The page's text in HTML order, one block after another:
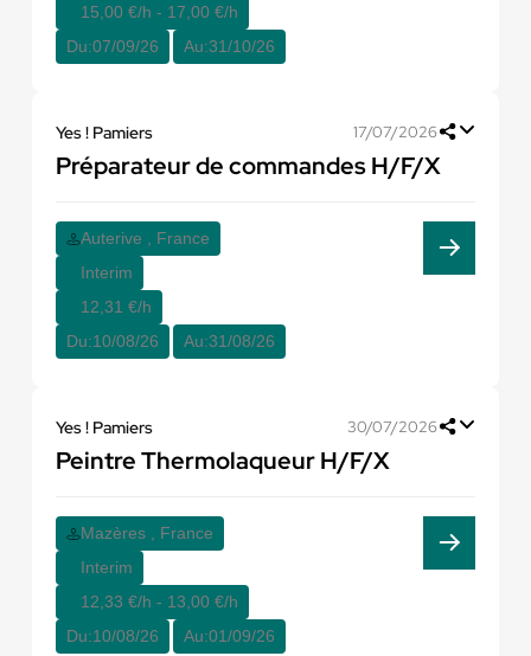
15,00 €/h - 17,00 €/h
Du:07/09/26 Au:31/10/26
Yes ! Pamiers 17/07/2026
Préparateur de commandes H/F/X
Auterive , France
Interim
12,31 €/h
Du:10/08/26 Au:31/08/26
Yes ! Pamiers 30/07/2026
Peintre Thermolaqueur H/F/X
Mazères , France
Interim
12,33 €/h - 13,00 €/h
Du:10/08/26 Au:01/09/26